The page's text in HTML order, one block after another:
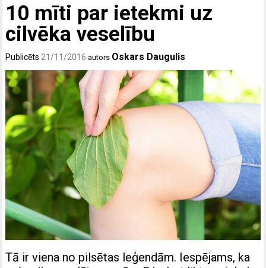
10 mīti par ietekmi uz
cilvēka veselību
Publicēts 21/11/2016 autors Oskars Daugulis
Tā ir viena no pilsētas leģendām. Iespējams, ka